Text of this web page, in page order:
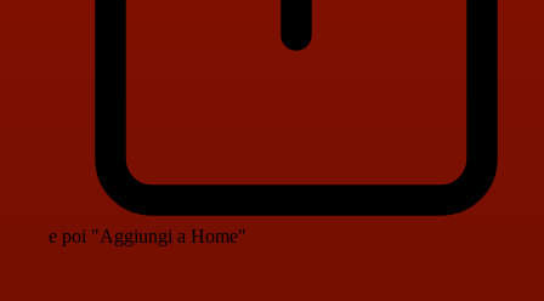
e poi "Aggiungi a Home"